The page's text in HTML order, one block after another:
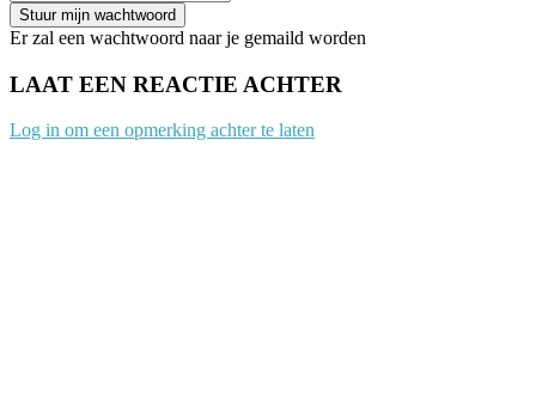
Er zal een wachtwoord naar je gemaild worden
LAAT EEN REACTIE ACHTER
Log in om een opmerking achter te laten